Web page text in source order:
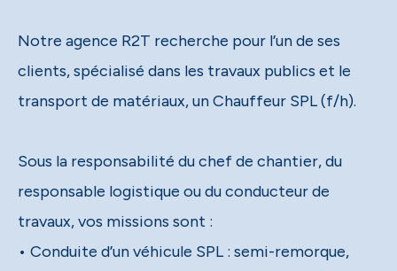
Notre agence R2T recherche pour l’un de ses
clients, spécialisé dans les travaux publics et le
transport de matériaux, un Chauffeur SPL (f/h).
Sous la responsabilité du chef de chantier, du
responsable logistique ou du conducteur de
travaux, vos missions sont :
• Conduite d’un véhicule SPL : semi-remorque,